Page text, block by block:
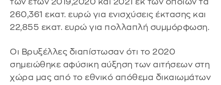
των ετών 2019,2020 και 2021 εκ των οποίων τα
260,361 εκατ. ευρώ για ενισχύσεις έκτασης και
22,855 εκατ. ευρώ για πολλαπλή συμμόρφωση.
Οι Βρυξέλλες διαπίστωσαν ότι το 2020
σημειώθηκε αφύσικη αύξηση των αιτήσεων στη
χώρα μας από το εθνικό απόθεμα δικαιωμάτων